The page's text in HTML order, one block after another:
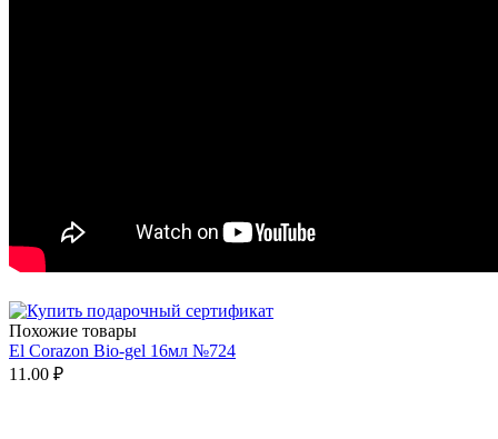
Похожие товары
El Corazon Bio-gel 16мл №724
11.00 ₽